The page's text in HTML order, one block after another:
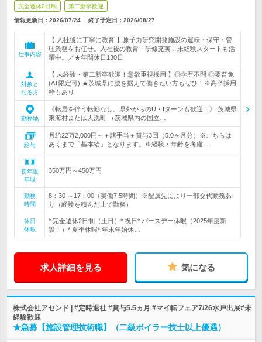
完全週休2日制 第二新卒歓迎
情報更新日：2026/07/24 終了予定日： 2026/08/27
仕事内容
【 入社後に丁寧に教育 】原子力研究開発施設の運転・保守・管
理業務をお任せ。入社後の教育・研修充実！未経験スタートも活
躍中。／★年間休日130日
対象と
なる方
【 未経験・第二新卒歓迎！意欲重視採用 】◎学歴不問 ◎要普免
(AT限定可) ★茨城県に腰を据えて働きたい方もぜひ！※高卒採用
枠もあり
勤務地
《転居を伴う転勤なし。県外からのU・Iターンも歓迎！》 茨城県
東海村または大洗町 （茨城県内の国立…
給与
月給22万2,000円～＋諸手当＋賞与3回（5.0ヶ月分）※こちらは
あくまで「基本給」となります。※経験・年齢を考慮…
初年度
年収
350万円～450万円
勤務
時間
8：30 ～17：00（実働7.5時間）※配属先により一部交代勤務あ
り（経験を積んだ上で勤務）
休日
休暇
* 完全週休2日制（土日）* 祝日* バースデー休暇（2025年度新
設！）* 夏季休暇* 年末年始休…
求人詳細を見る 気になる
株式会社アセンド | #定時退社 #賞与5.5ヵ月 #マイ転フェア7/26水戸出展#未
経験歓迎
★急募【施設管理技術職】（二級ボイラー技士以上優遇）